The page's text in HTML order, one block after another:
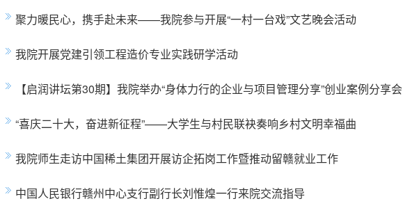
聚力暖民心，携手赴未来——我院参与开展“一村一台戏”文艺晚会活动
我院开展党建引领工程造价专业实践研学活动
【启润讲坛第30期】我院举办“身体力行的企业与项目管理分享”创业案例分享会
“喜庆二十大，奋进新征程”——大学生与村民联袂奏响乡村文明幸福曲
我院师生走访中国稀土集团开展访企拓岗工作暨推动留赣就业工作
中国人民银行赣州中心支行副行长刘惟煌一行来院交流指导